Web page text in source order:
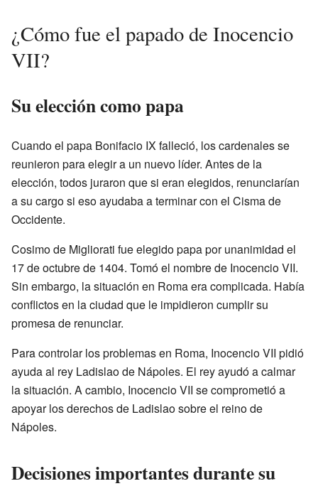
¿Cómo fue el papado de Inocencio
VII?
Su elección como papa
Cuando el papa Bonifacio IX falleció, los cardenales se
reunieron para elegir a un nuevo líder. Antes de la
elección, todos juraron que si eran elegidos, renunciarían
a su cargo si eso ayudaba a terminar con el Cisma de
Occidente.
Cosimo de Migliorati fue elegido papa por unanimidad el
17 de octubre de 1404. Tomó el nombre de Inocencio VII.
Sin embargo, la situación en Roma era complicada. Había
conflictos en la ciudad que le impidieron cumplir su
promesa de renunciar.
Para controlar los problemas en Roma, Inocencio VII pidió
ayuda al rey Ladislao de Nápoles. El rey ayudó a calmar
la situación. A cambio, Inocencio VII se comprometió a
apoyar los derechos de Ladislao sobre el reino de
Nápoles.
Decisiones importantes durante su